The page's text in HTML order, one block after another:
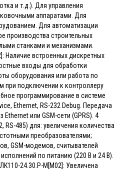
и т.д.). Для управления
аппаратами. Для
Для автоматизации
производства строительных
станками и механизмами.
Наличие встроенных дискретных
входы для обработки
оборудования или работа по
при подключении к контроллеру
программирование в системе
Ethernet, RS-232 Debug. Передача
или GSM-сети (GPRS). 4
RS-485) для: увеличения количества
преобразователями;
GSM-модемов, считывателей
по питанию (220 В и 24 В).
24.30.Р-М[М02]: Увеличена